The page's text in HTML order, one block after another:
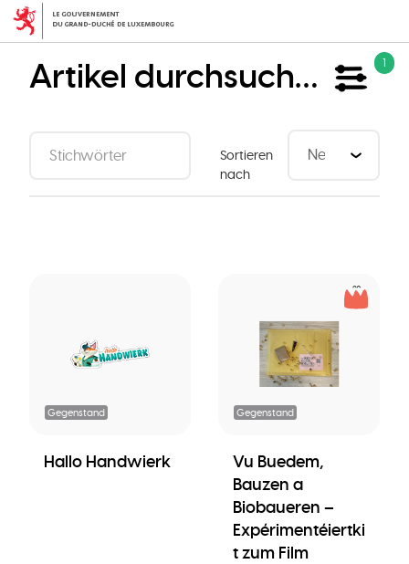
Direkt
zum
Artikel durchsuchen 1
Sortieren
nach
Gegenstand
Hallo Handwierk
Gegenstand
Vu Buedem,
Bauzen a
Biobaueren –
Expérimentéiertki
t zum Film